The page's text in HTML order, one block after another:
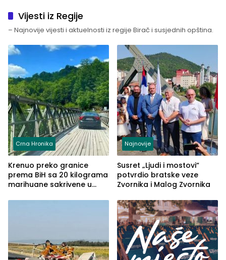
Vijesti iz Regije
– Najnovije vijesti i aktuelnosti iz regije Birač i susjednih opština.
Crna Hronika
Krenuo preko granice
prema BiH sa 20 kilograma
marihuane sakrivene u
Najnovije
Susret „Ljudi i mostovi“
potvrdio bratske veze
Zvornika i Malog Zvornika